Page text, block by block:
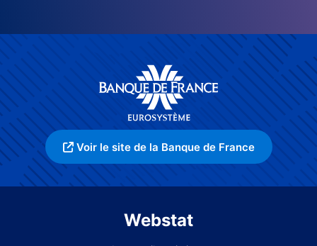
Voir le site de la Banque de France
Webstat